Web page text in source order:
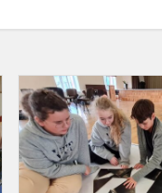
Skaitymo
malonumo
paslapties
beieškant...